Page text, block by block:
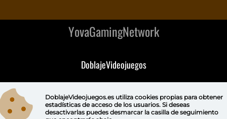
YovaGamingNetwork
DoblajeVideojuegos
DeVuego GAL
DoblajeVideojuegos.es utiliza cookies propiaspara obtener
estadísticas de acceso de los usuarios. Si deseas
desactivarlas puedes desmarcar la casilla de seguimiento